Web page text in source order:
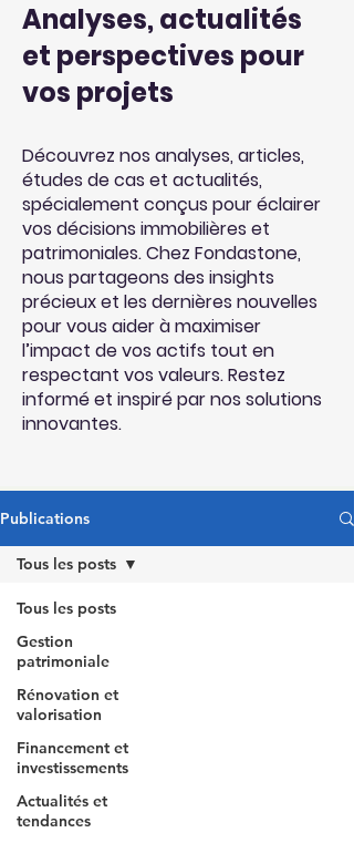
Analyses, actualités
et perspectives pour
vos projets
Découvrez nos analyses, articles,
études de cas et actualités,
spécialement conçus pour éclairer
vos décisions immobilières et
patrimoniales. Chez Fondastone,
nous partageons des insights
précieux et les dernières nouvelles
pour vous aider à maximiser
l’impact de vos actifs tout en
respectant vos valeurs. Restez
informé et inspiré par nos solutions
innovantes.
Publications
Tous les posts
Gestion
patrimoniale
Rénovation et
valorisation
Financement et
investissements
Actualités et
tendances
Tous les posts